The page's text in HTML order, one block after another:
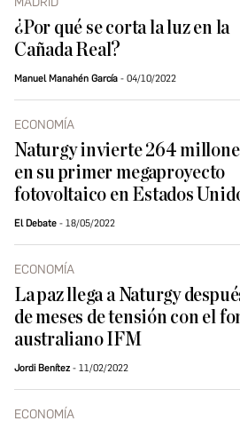
¿Por qué se corta la luz en la
Cañada Real?
Manuel Manahén García 04/10/2022
ECONOMÍA
Naturgy invierte 264
en su primer megaproyecto
fotovoltaico en Estados
El Debate 18/05/2022
ECONOMÍA
La paz llega a Naturgy
de meses de tensión con el
australiano IFM
Jordi Benítez 11/02/2022
ECONOMÍA